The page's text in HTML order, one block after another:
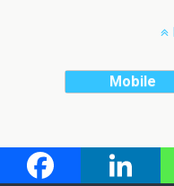
Mobile